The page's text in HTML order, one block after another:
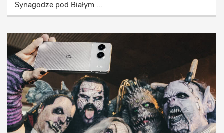
Synagodze pod Białym ...